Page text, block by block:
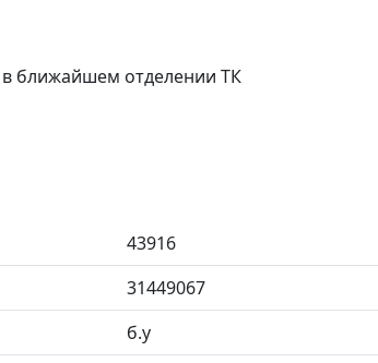
в ближайшем отделении ТК
43916
31449067
б.у